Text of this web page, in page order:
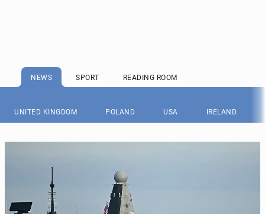
NEWS SPORT READING ROOM
UNITED KINGDOM POLAND USA IRELAND